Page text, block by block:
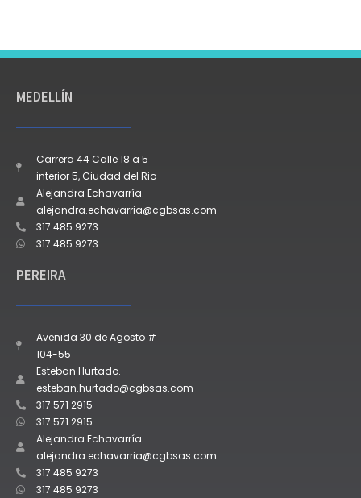
MEDELLÍN
Carrera 44 Calle 18 a 5
interior 5, Ciudad del Rio
Alejandra Echavarría.
alejandra.echavarria@cgbsas.com
317 485 9273
317 485 9273
PEREIRA
Avenida 30 de Agosto #
104-55
Esteban Hurtado.
esteban.hurtado@cgbsas.com
317 571 2915
317 571 2915
Alejandra Echavarría.
alejandra.echavarria@cgbsas.com
317 485 9273
317 485 9273